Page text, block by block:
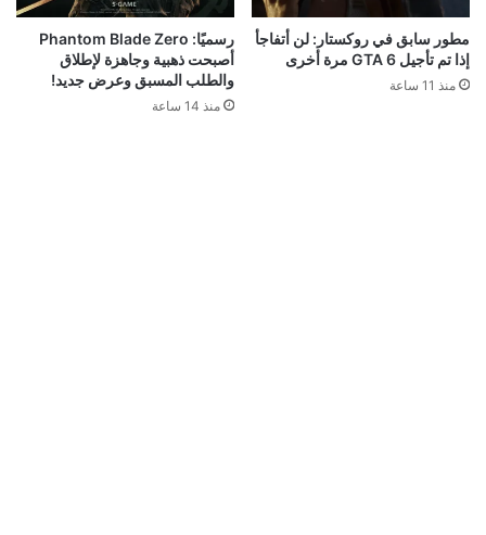
مطور سابق في روكستار: لن أتفاجأ
إذا تم تأجيل GTA 6 مرة أخرى
منذ 11 ساعة
رسميًا: Phantom Blade Zero
أصبحت ذهبية وجاهزة لإطلاق
والطلب المسبق وعرض جديد!
منذ 14 ساعة